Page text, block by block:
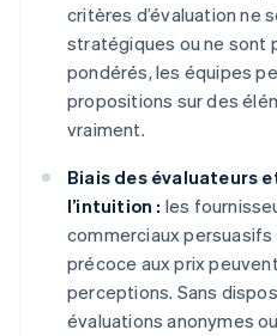
critères d’évaluation ne
stratégiques ou ne sont
pondérés, les équipes
propositions sur des
vraiment.
Biais des évaluateurs
l’intuition : les
commerciaux
précoce aux prix
perceptions. Sans
évaluations anonymes